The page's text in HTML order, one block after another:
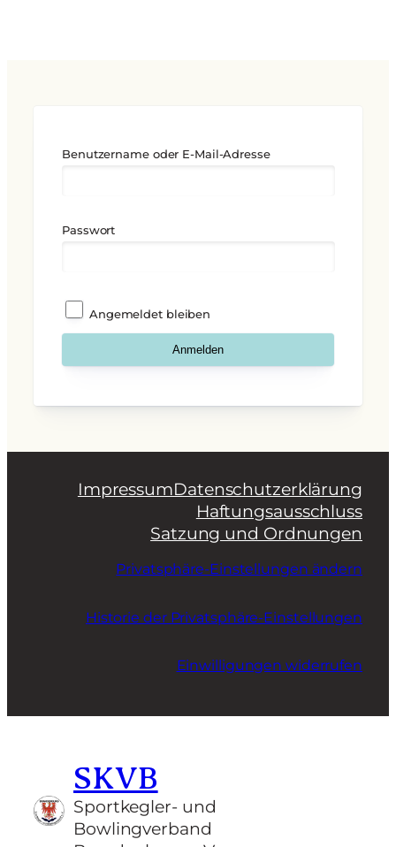
Benutzername oder E-Mail-Adresse
Passwort
Angemeldet bleiben
ImpressumDatenschutzerklärung
Haftungsausschluss
Satzung und Ordnungen
Privatsphäre-Einstellungen ändern
Historie der Privatsphäre-Einstellungen
Einwilligungen widerrufen
SKVB
Sportkegler- und
Bowlingverband